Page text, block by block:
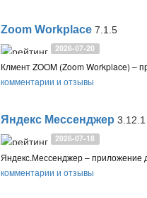
Zoom Workplace 7.1.5
2026-07-20
комментарии и отзывы
Яндекс Мессенджер 3.12.1 (Windows, Mac) / 238.7.184
2026-07-18
комментарии и отзывы